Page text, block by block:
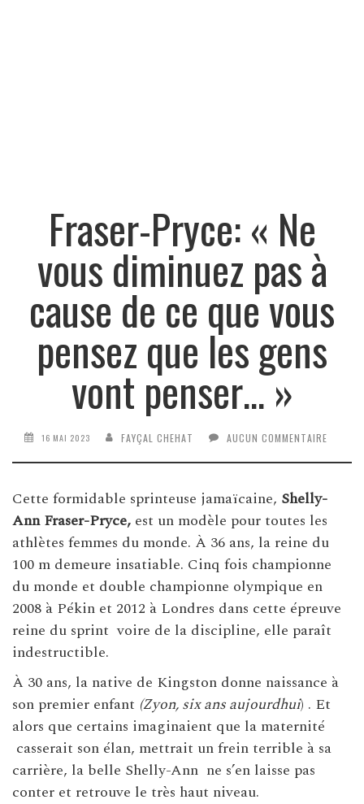
Fraser-Pryce: « Ne
vous diminuez pas à
cause de ce que vous
pensez que les gens
vont penser… »
16 MAI 2023 FAYÇAL CHEHAT AUCUN COMMENTAIRE
Cette formidable sprinteuse jamaïcaine, Shelly-
Ann Fraser-Pryce, est un modèle pour toutes les
athlètes femmes du monde. À 36 ans, la reine du
100 m demeure insatiable. Cinq fois championne
du monde et double championne olympique en
2008 à Pékin et 2012 à Londres dans cette épreuve
reine du sprint voire de la discipline, elle paraît
indestructible.
À 30 ans, la native de Kingston donne naissance à
son premier enfant (Zyon, six ans aujourdhui) . Et
alors que certains imaginaient que la maternité
casserait son élan, mettrait un frein terrible à sa
carrière, la belle Shelly-Ann ne s’en laisse pas
conter et retrouve le très haut niveau.